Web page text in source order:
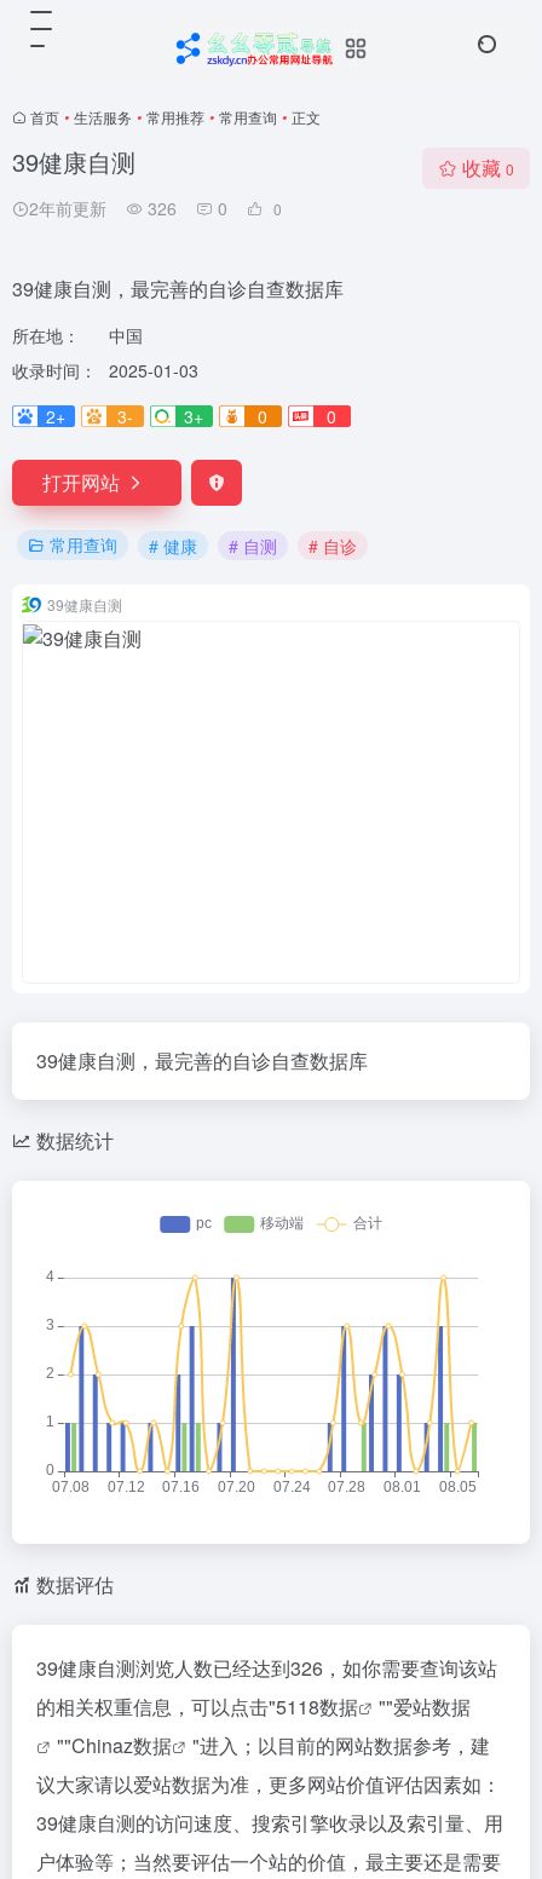
首页 • 生活服务 • 常用推荐 • 常用查询 • 正文
39健康自测
2年前更新 326 0 0
收藏 0
39健康自测，最完善的自诊自查数据库
所在地：
中国
收录时间：
2025-01-03
2+
3- 3+ 0 0
打开网站
常用查询 # 健康 # 自测 # 自诊
39健康自测
39健康自测，最完善的自诊自查数据库
数据统计
数据评估
39健康自测浏览人数已经达到326，如你需要查询该站
的相关权重信息，可以点击"5118数据 ""爱站数据
""Chinaz数据
"进入；以目前的网站数据参考，建
议大家请以爱站数据为准，更多网站价值评估因素如：
39健康自测的访问速度、搜索引擎收录以及索引量、用
户体验等；当然要评估一个站的价值，最主要还是需要